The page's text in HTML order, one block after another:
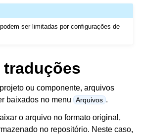
ser limitadas por configurações de
ou componente, arquivos
baixados no menu
Arquivos .
o arquivo no formato original,
no repositório. Neste caso,